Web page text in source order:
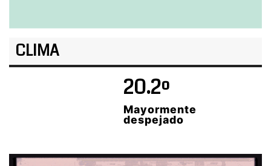
CLIMA
20.2º
Mayormente
despejado